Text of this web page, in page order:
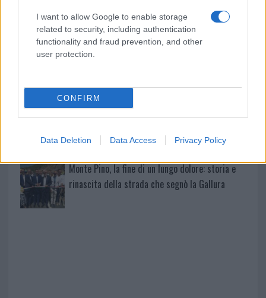
I want to allow Google to enable storage
related to security, including authentication
functionality and fraud prevention, and other
user protection.
CONFIRM
Data Deletion Data Access Privacy Policy
Calangianus, dopo le polemiche il centro
accoglienza minori chiude
Pausa caffè impeccabile: come scegliere la
soluzione ideale per la casa e l’ufficio
Monte Pino, la fine di un lungo dolore: storia e
rinascita della strada che segnò la Gallura